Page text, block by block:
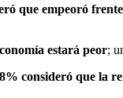
que empeoró
estará peor;
consideró que la